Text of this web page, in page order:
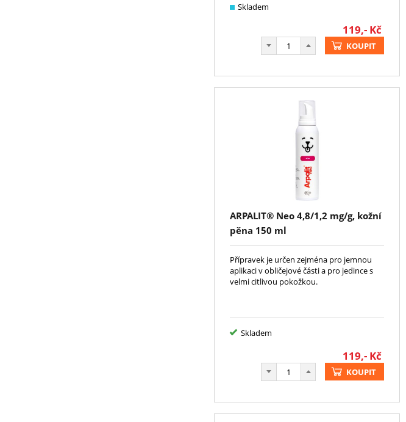
Skladem
119,- Kč
KOUPIT
ARPALIT® Neo 4,8/1,2 mg/g, kožní
pěna 150 ml
Přípravek je určen zejména pro jemnou
aplikaci v obličejové části a pro jedince s
velmi citlivou pokožkou.
Skladem
119,- Kč
KOUPIT